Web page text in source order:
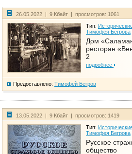
26.05.2022 | 9 Кбайт | просмотров: 1061
Тип:
Тимофея Бегрова
Дом
ресторан
2
подробнее
Предоставлено: Тимофей Бегров
13.05.2022 | 9 Кбайт | просмотров: 1419
Тип:
Тимофея Бегрова
Русское
общество